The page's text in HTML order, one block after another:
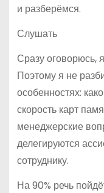
и разберёмся.
Слушать
Сразу оговорюсь,
Поэтому я не
особенностях:
скорость карт
менеджерские
делегируются
сотруднику.
На 90% речь